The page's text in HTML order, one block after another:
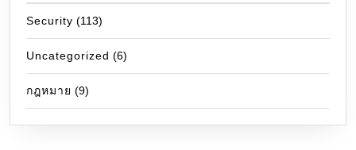
Security (113)
Uncategorized (6)
กฎหมาย (9)